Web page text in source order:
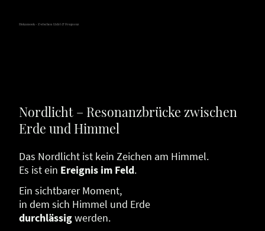
Hokamook - Zwischen Licht & Frequenz
Nordlicht – Resonanzbrücke zwischen
Erde und Himmel
Das Nordlicht ist kein Zeichen am Himmel.
Es ist ein Ereignis im Feld.
Ein sichtbarer Moment,
in dem sich Himmel und Erde
durchlässigwerden.